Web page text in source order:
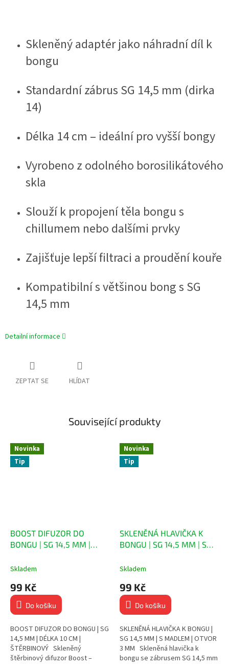
Skleněný adaptér jako náhradní díl k
bongu
Standardní zábrus SG 14,5 mm (dirka
14)
Délka 14 cm – ideální pro vyšší bongy
Vyrobeno z odolného borosilikátového
skla
Slouží k propojení těla bongu s
chillumem nebo dalšími prvky
Zajišťuje lepší filtraci a proudění kouře
Kompatibilní s většinou bong s SG
14,5 mm
Detailní informace
ZEPTAT SE HLÍDAT
Související produkty
Novinka
Tip
BOOST DIFUZOR DO
BONGU | SG 14,5 MM |
ŠTĚRBINOVÝ
Skladem
99 Kč
Do košíku
BOOST DIFUZOR DO BONGU | SG
14,5 MM | DÉLKA 10 CM |
ŠTĚRBINOVÝ Skleněný
štěrbinový difuzor Boost –
Novinka
Tip
SKLENĚNÁ HLAVIČKA K
BONGU | SG 14,5 MM | S
Skladem
99 Kč
Do košíku
SKLENĚNÁ HLAVIČKA K BONGU |
SG 14,5 MM | S MADLEM | OTVOR
3 MM Skleněná hlavička k
bongu se zábrusem SG 14,5 mm